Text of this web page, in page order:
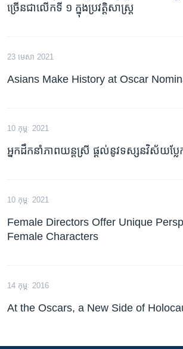
ច្រើនជាលើកទី ១ ក្នុងប្រវត្តិសាស្ត្រ
23 មេសា 2021
Asians Make History at Oscar
10 កុម្ភៈ 2021
អ្នកដឹកនាំ​ភាពយន្ត​ស្រី ផ្តល់​នូវ​ទស្សនវិស័យ​ប្លែ
10 កុម្ភៈ 2021
Female Directors Offer Unique
Female Characters
14 កុម្ភៈ 2016
At the Oscars, a New Side of